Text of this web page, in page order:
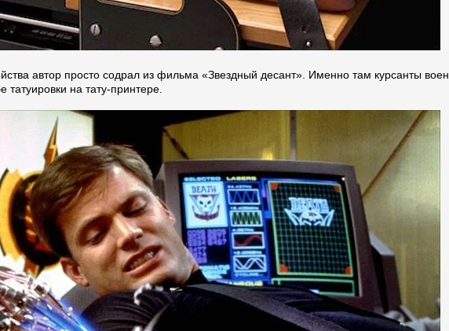
автор просто содрал из фильма «Звездный десант». Именно там курсанты
на тату-принтере.